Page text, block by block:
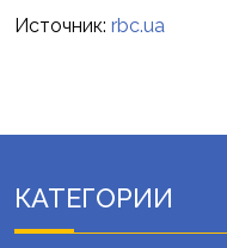
Источник: rbc.ua
КАТЕГОРИИ